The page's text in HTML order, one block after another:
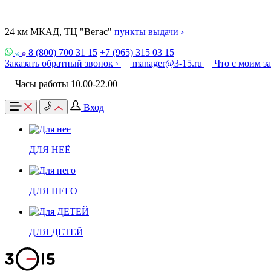
24 км МКАД, ТЦ "Вегас" пункты выдачи ›
8 (800) 700 31 15 +7 (965) 315 03 15
Заказать обратный звонок ›
manager@3-15.ru
Что с моим
Часы работы 10.00-22.00
Вход
ДЛЯ НЕЁ
ДЛЯ НЕГО
ДЛЯ ДЕТЕЙ